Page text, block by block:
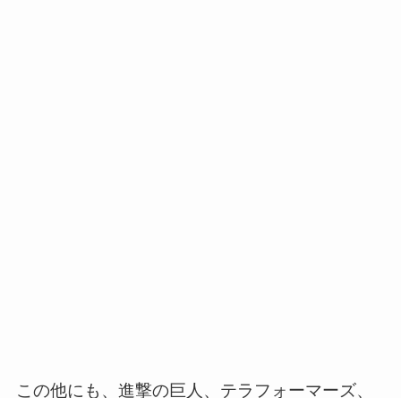
この他にも、進撃の巨人、テラフォーマーズ、